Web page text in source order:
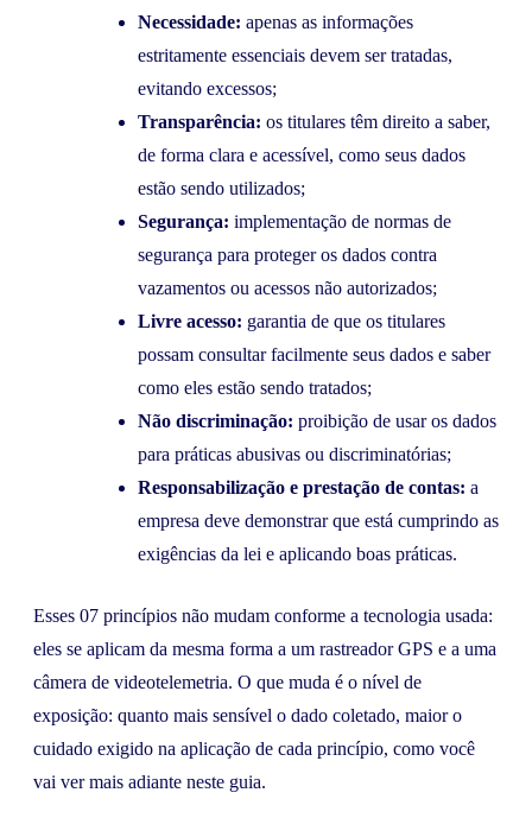
Necessidade: apenas as informações
estritamente essenciais devem ser tratadas,
evitando excessos;
Transparência: os titulares têm direito a saber,
de forma clara e acessível, como seus dados
estão sendo utilizados;
Segurança: implementação de normas de
segurança para proteger os dados contra
vazamentos ou acessos não autorizados;
Livre acesso: garantia de que os titulares
possam consultar facilmente seus dados e saber
como eles estão sendo tratados;
Não discriminação: proibição de usar os dados
para práticas abusivas ou discriminatórias;
Responsabilização e prestação de contas: a
empresa deve demonstrar que está cumprindo as
exigências da lei e aplicando boas práticas.
Esses 07 princípios não mudam conforme a tecnologia usada:
eles se aplicam da mesma forma a um rastreador GPS e a uma
câmera de videotelemetria. O que muda é o nível de
exposição: quanto mais sensível o dado coletado, maior o
cuidado exigido na aplicação de cada princípio, como você
vai ver mais adiante neste guia.